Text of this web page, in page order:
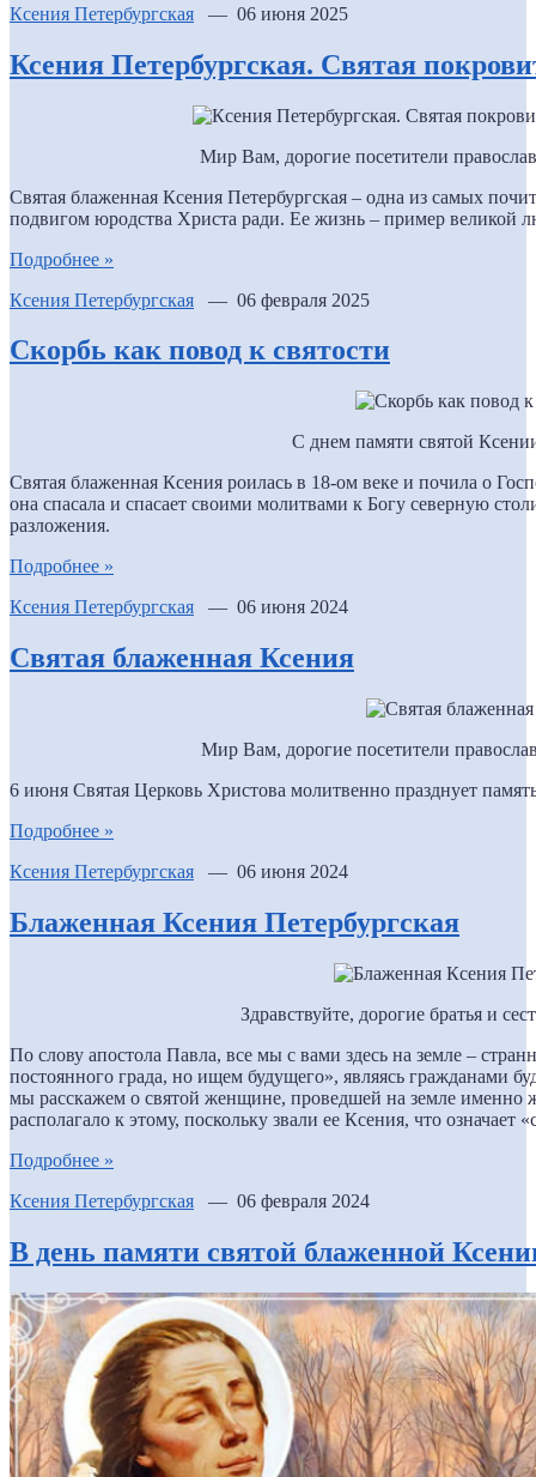
Ксения Петербургская — 06 июня 2025
Ксения Петербургская. Святая
Мир Вам, дорогие посетители
Святая блаженная Ксения Петербургская – одна из самых
подвигом юродства Христа ради. Ее жизнь – пример великой
Подробнее »
Ксения Петербургская — 06 февраля 2025
Скорбь как повод к святости
С днем памяти святой
Святая блаженная Ксения роилась в 18-ом веке и почила о
она спасала и спасает своими молитвами к Богу северную
разложения.
Подробнее »
Ксения Петербургская — 06 июня 2024
Святая блаженная Ксения
Мир Вам, дорогие посетители
6 июня Святая Церковь Христова молитвенно празднует
Подробнее »
Ксения Петербургская — 06 июня 2024
Блаженная Ксения Петербургская
Здравствуйте, дорогие братья и
По слову апостола Павла, все мы с вами здесь на земле –
постоянного града, но ищем будущего», являясь гражданами
мы расскажем о святой женщине, проведшей на земле
располагало к этому, поскольку звали ее Ксения, что означает
Подробнее »
Ксения Петербургская — 06 февраля 2024
В день памяти святой блаженной